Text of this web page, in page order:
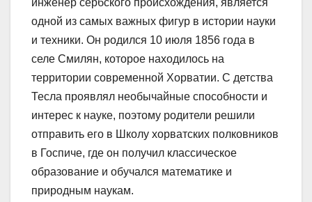
инженер сербского происхождения, является
одной из самых важных фигур в истории науки
и техники. Он родился 10 июля 1856 года в
селе Смилян, которое находилось на
территории современной Хорватии. С детства
Тесла проявлял необычайные способности и
интерес к науке, поэтому родители решили
отправить его в Школу хорватских полковников
в Госпиче, где он получил классическое
образование и обучался математике и
природным наукам.